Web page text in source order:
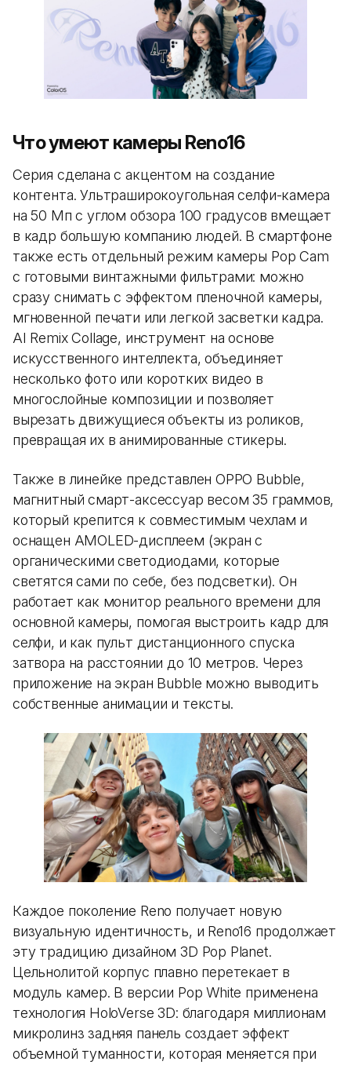
Что умеют камеры Reno16
Серия сделана с акцентом на создание
контента. Ультраширокоугольная селфи-камера
на 50 Мп с углом обзора 100 градусов вмещает
в кадр большую компанию людей. В смартфоне
также есть отдельный режим камеры Pop Cam
с готовыми винтажными фильтрами: можно
сразу снимать с эффектом пленочной камеры,
мгновенной печати или легкой засветки кадра.
AI Remix Collage, инструмент на основе
искусственного интеллекта, объединяет
несколько фото или коротких видео в
многослойные композиции и позволяет
вырезать движущиеся объекты из роликов,
превращая их в анимированные стикеры.
Также в линейке представлен OPPO Bubble,
магнитный смарт-аксессуар весом 35 граммов,
который крепится к совместимым чехлам и
оснащен AMOLED-дисплеем (экран с
органическими светодиодами, которые
светятся сами по себе, без подсветки). Он
работает как монитор реального времени для
основной камеры, помогая выстроить кадр для
селфи, и как пульт дистанционного спуска
затвора на расстоянии до 10 метров. Через
приложение на экран Bubble можно выводить
собственные анимации и тексты.
Каждое поколение Reno получает новую
визуальную идентичность, и Reno16 продолжает
эту традицию дизайном 3D Pop Planet.
Цельнолитой корпус плавно перетекает в
модуль камер. В версии Pop White применена
технология HoloVerse 3D: благодаря миллионам
микролинз задняя панель создает эффект
объемной туманности, которая меняется при